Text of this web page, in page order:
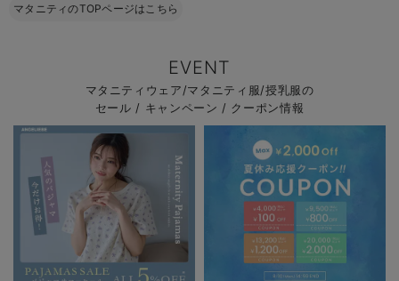
お買い物を続ける カートへ進む
マタニティのTOPページはこちら
EVENT
マタニティウェア/マタニティ服/授乳服の
セール / キャンペーン / クーポン情報